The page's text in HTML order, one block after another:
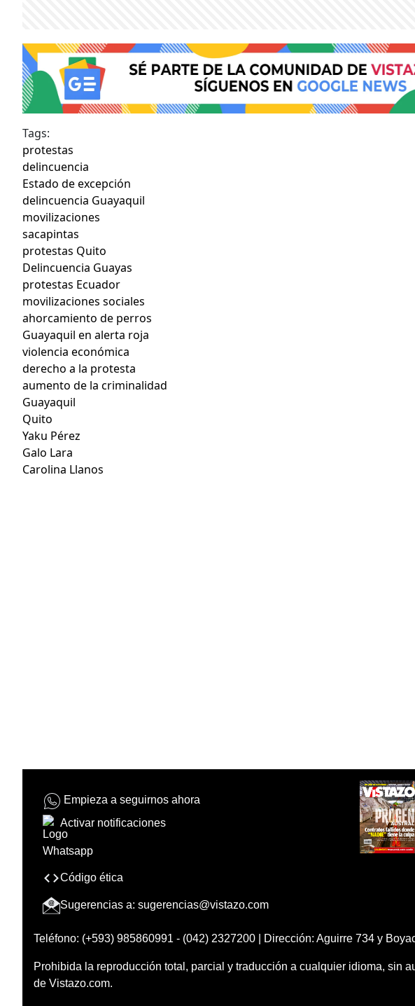
Tags:
protestas
delincuencia
Estado de excepción
delincuencia Guayaquil
movilizaciones
sacapintas
protestas Quito
Delincuencia Guayas
protestas Ecuador
movilizaciones sociales
ahorcamiento de perros
Guayaquil en alerta roja
violencia económica
derecho a la protesta
aumento de la criminalidad
Guayaquil
Quito
Yaku Pérez
Galo Lara
Carolina Llanos
Empieza a seguirnos ahora
Activar notificaciones
Código ética
Sugerencias a: sugerencias@vistazo.com
Teléfono: (+593) 985860991 - (042) 2327200 | Dirección: Aguirre 734 y
Prohibida la reproducción total, parcial y traducción a cualquier idioma, sin
de Vistazo.com.